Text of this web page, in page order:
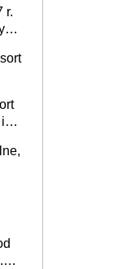
r.